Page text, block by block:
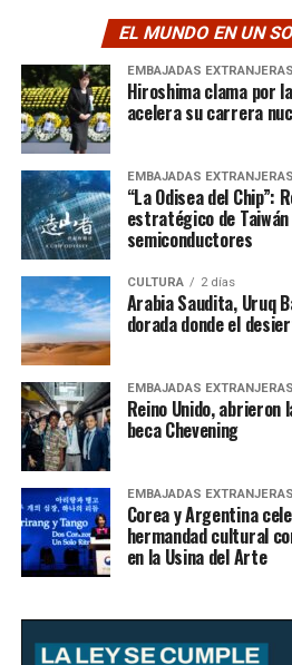
EL MUNDO EN UN
EMBAJADAS EXTRANJERAS
Hiroshima clama por
acelera su carrera
EMBAJADAS EXTRANJERAS
“La Odisea del Chip”:
estratégico de
semiconductores
CULTURA 2 días
Arabia Saudita, Uruq
dorada donde el
EMBAJADAS EXTRANJERAS
Reino Unido,
beca Chevening
EMBAJADAS EXTRANJERAS
Corea y Argentina
hermandad cultural
en la Usina del Arte